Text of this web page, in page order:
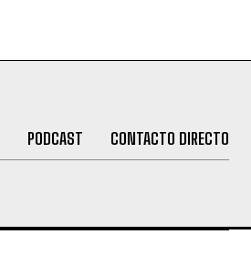
PODCAST CONTACTO DIRECTO